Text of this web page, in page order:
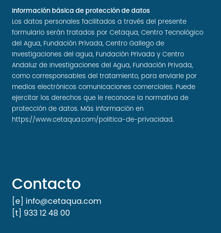
Información básica de protección de datos
Los datos personales facilitados a través del presente
formulario serán tratados por Cetaqua, Centro Tecnológico
del Agua, Fundación Privada, Centro Gallego de
Investigaciones del agua, Fundación Privada y Centro
Andaluz de Investigaciones del Agua, Fundación Privada,
como corresponsables del tratamiento, para enviarle por
medios electrónicos comunicaciones comerciales. Puede
ejercitar los derechos que le reconoce la normativa de
protección de datos. Más información en
https://www.cetaqua.com/politica-de-privacidad.
Contacto
[e] info@cetaqua.com
[t] 933 12 48 00